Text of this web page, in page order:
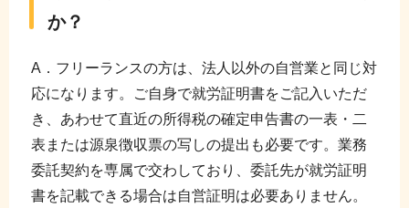
か？
A．フリーランスの方は、法人以外の自営業と同じ対
応になります。ご自身で就労証明書をご記入いただ
き、あわせて直近の所得税の確定申告書の一表・二
表または源泉徴収票の写しの提出も必要です。業務
委託契約を専属で交わしており、委託先が就労証明
書を記載できる場合は自営証明は必要ありません。